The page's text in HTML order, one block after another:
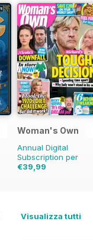
Woman's Own
Annual Digital
Subscription per
€39,99
Visualizza tutti